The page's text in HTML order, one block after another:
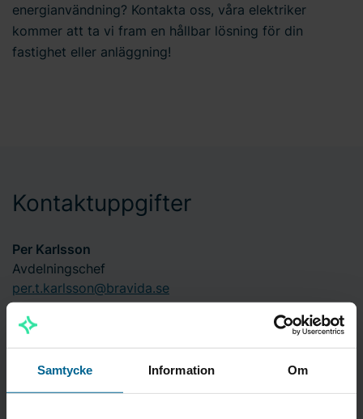
Samtycke Information Om
energianvändning? Kontakta oss, våra elektriker
kommer att ta vi fram en hållbar lösning för din
fastighet eller anläggning!
Kontaktuppgifter
Per Karlsson
Avdelningschef
per.t.karlsson@bravida.se
016-16 73 43
Serviceledare
kjell.pettersson@bravida.se